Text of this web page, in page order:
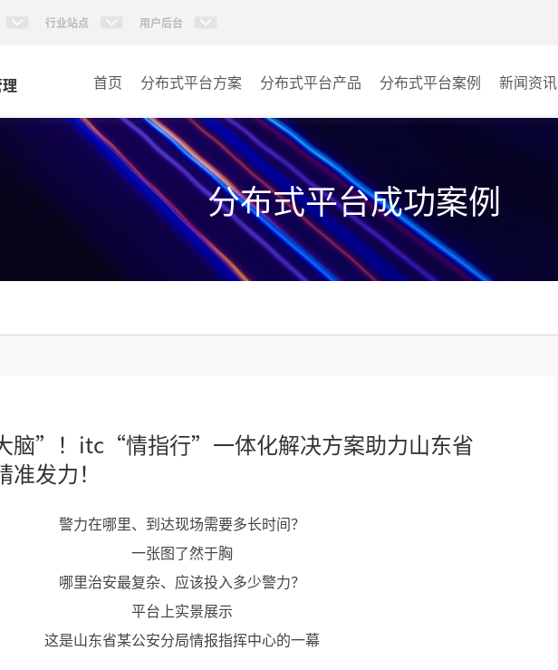
行业站点 用户后台
首页 分布式平台方案 分布式平台产品
AI智慧分布式系统
KVM坐席管理系统
分布式平台案例
报告厅
监控中心
城市大脑
新闻资讯
分布式平台成功案例
脑”！itc“情指行”一体化解决方案助力山东省
发力！
警力在哪里、到达现场需要多长时间？
一张图了然于胸
哪里治安最复杂、应该投入多少警力？
平台上实景展示
这是山东省某公安分局情报指挥中心的一幕